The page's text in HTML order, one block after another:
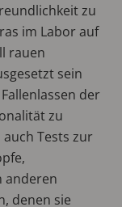
zu
im Labor auf
rauen
sein
der
zu
Tests zur
anderen
denen sie